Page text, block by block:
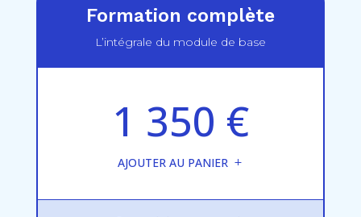
Formation complète
L’intégrale du module de base
1 350 €
AJOUTER AU PANIER